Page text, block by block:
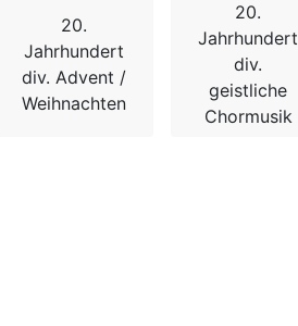
20.
Jahrhundert
div. Advent /
Weihnachten
20.
Jahrhundert
div.
geistliche
Chormusik